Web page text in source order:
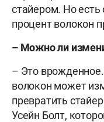
стайером. Но
процент волокон
– Можно ли
– Это
волокон может
превратить
Усейн Болт,